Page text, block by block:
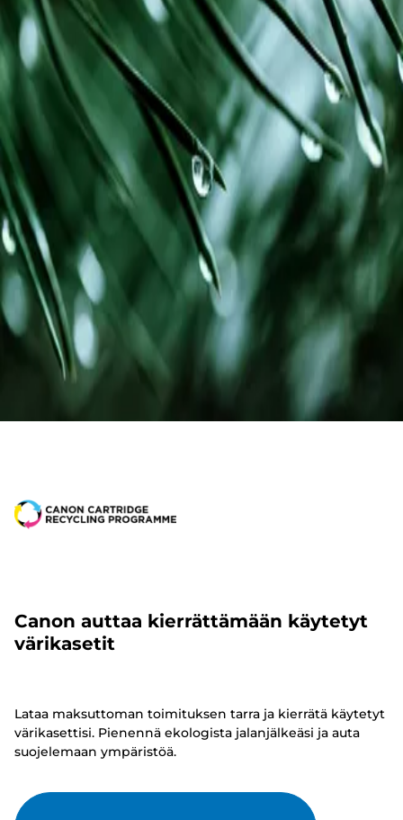
Canon auttaa kierrättämään käytetyt
värikasetit
Lataa maksuttoman toimituksen tarra ja kierrätä käytetyt
värikasettisi. Pienennä ekologista jalanjälkeäsi ja auta
suojelemaan ympäristöä.